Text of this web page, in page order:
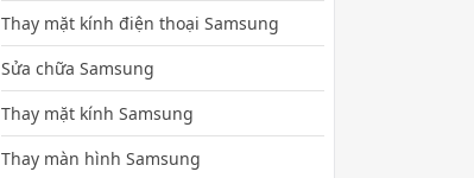
Thay mặt kính điện thoại Samsung
Sửa chữa Samsung
Thay mặt kính Samsung
Thay màn hình Samsung